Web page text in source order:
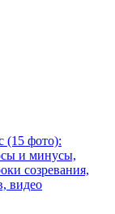
(15 фото):
и минусы,
созревания,
видео